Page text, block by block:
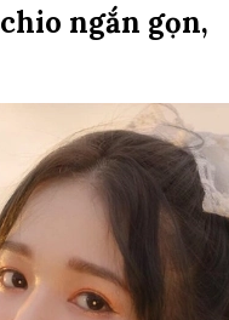
ngắn gọn,